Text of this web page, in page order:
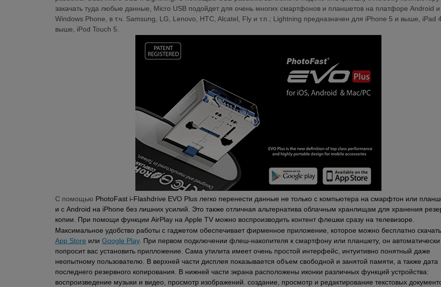
закачать туда любые данные, Micro USB подойдет для очень многих смартфонов и планшетов на платфоре Android и
Windows Phone, в т.ч. Samsung, LG, Lenovo, HTC, Alcatel, Fly и т.п.; Lightning предназначен для iPhone 5 и выше, iPad
выше, iPod Touch 5.
С помощью PhotoFast i-Flashdrive EVO Plus легко перенести данные не только с компьютера на смарфтон или
и с Android на iPhone без лишних усилий. Это также отличная альтернатива облачным хранлищам для хранения
копии. При помощи функции AirPlay на Apple TV можно воспроизводить контент флешки сразу на телевизоре.
App Store или Google Play. При первом подключении флеш-накопителя к смартфону или планшету, он автоматически
попросит вас установить прилложение. Сама утилита имеет очень простой интерфейс, интуитивно понятный даже
неопытному пользователю. В верхней части дисплея показывается объем свободной и занятой памяти, а также дата
последнего резервного копирования. В нижней части экрана расположены иконки различных функций устройства:
воспроизведение музыки и видео, просмотр изображений. создание, просмотр и редактирование текстовых